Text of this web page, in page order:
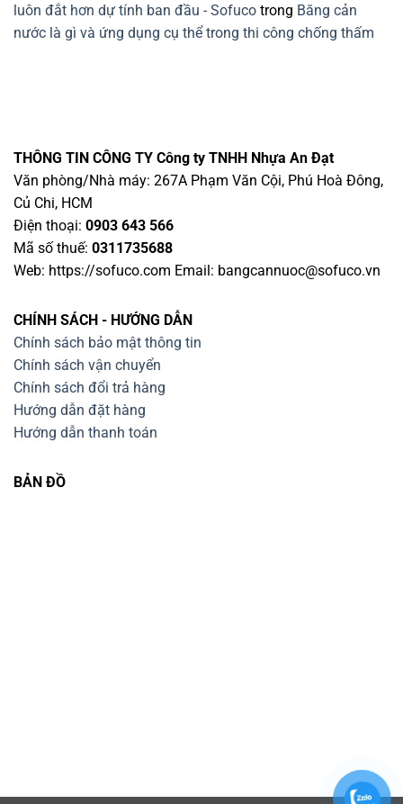
luôn đắt hơn dự tính ban đầu - Sofuco trong Băng cản
nước là gì và ứng dụng cụ thể trong thi công chống thấm
THÔNG TIN CÔNG TY Công ty TNHH Nhựa An Đạt
Văn phòng/Nhà máy: 267A Phạm Văn Cội, Phú Hoà Đông,
Củ Chi, HCM
Điện thoại: 0903 643 566
Mã số thuế: 0311735688
Web: https://sofuco.com Email: bangcannuoc@sofuco.vn
CHÍNH SÁCH - HƯỚNG DẪN
Chính sách bảo mật thông tin
Chính sách vận chuyển
Chính sách đổi trả hàng
Hướng dẫn đặt hàng
Hướng dẫn thanh toán
BẢN ĐỒ